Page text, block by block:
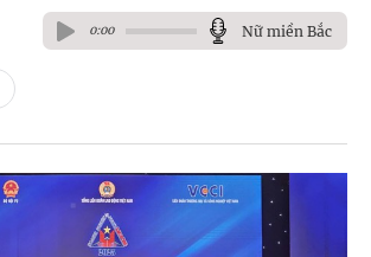
0:00 Nữ miền Bắc